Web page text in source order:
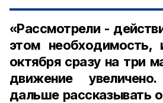
«Рассмотрели -
этом необходимость,
октября сразу на три
движение
дальше рассказывать